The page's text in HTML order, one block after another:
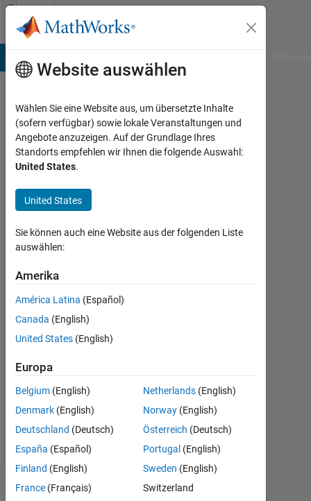
Weiter zum Inhalt
Community
Profile
divya
r
Last
mehr
als 6
Jahre
Aktiv
seit
2012
0
Following:
0
Follow
Dashboard
Website auswählen
Wählen Sie eine Website aus, um übersetzte Inhalte
(sofern verfügbar) sowie lokale Veranstaltungen und
Angebote anzuzeigen. Auf der Grundlage Ihres
Standorts empfehlen wir Ihnen die folgende Auswahl:
United States.
United States
Sie können auch eine Website aus der folgenden Liste
auswählen:
Amerika
América Latina (Español)
Canada (English)
United States (English)
Europa
Belgium (English)
Denmark (English)
Deutschland (Deutsch)
España (Español)
Finland (English)
France (Français)
Netherlands (English)
Norway (English)
Österreich (Deutsch)
Portugal (English)
Sweden (English)
Switzerland